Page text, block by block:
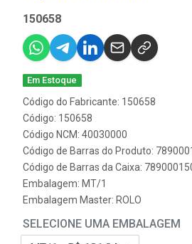
150658
Em Estoque
Código do Fabricante: 150658
Código: 150658
Código NCM: 40030000
Código de Barras do Produto:
Código de Barras da Caixa:
Embalagem: MT/1
Embalagem Master: ROLO
SELECIONE UMA EMBALAGEM